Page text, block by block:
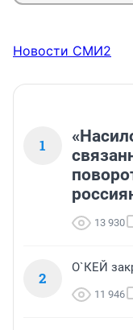
Новости СМИ2
1
13 930
2
О`КЕЙ
11 946